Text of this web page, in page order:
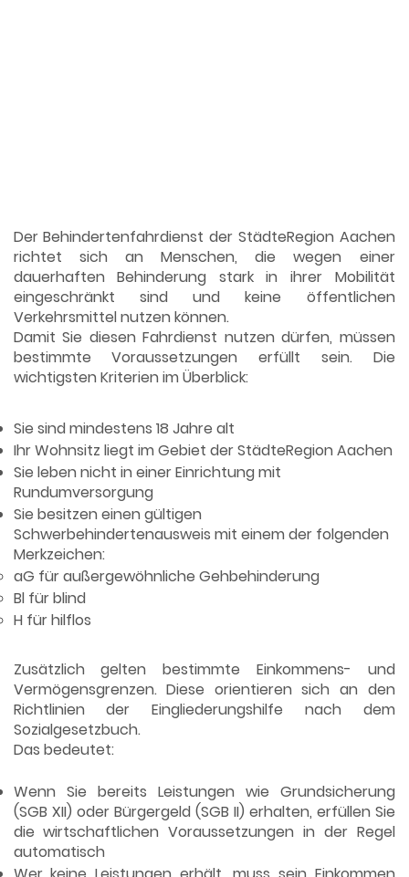
Der Behindertenfahrdienst der StädteRegion Aachen
richtet sich an Menschen, die wegen einer
dauerhaften Behinderung stark in ihrer Mobilität
eingeschränkt sind und keine öffentlichen
Verkehrsmittel nutzen können.
Damit Sie diesen Fahrdienst nutzen dürfen, müssen
bestimmte Voraussetzungen erfüllt sein. Die
wichtigsten Kriterien im Überblick:
Sie sind mindestens 18 Jahre alt
Ihr Wohnsitz liegt im Gebiet der StädteRegion Aachen
Sie leben nicht in einer Einrichtung mit
Rundumversorgung
Sie besitzen einen gültigen
Schwerbehindertenausweis mit einem der folgenden
Merkzeichen:
aG für außergewöhnliche Gehbehinderung
Bl für blind
H für hilflos
Zusätzlich gelten bestimmte Einkommens- und
Vermögensgrenzen. Diese orientieren sich an den
Richtlinien der Eingliederungshilfe nach dem
Sozialgesetzbuch.
Das bedeutet:
Wenn Sie bereits Leistungen wie Grundsicherung
(SGB XII) oder Bürgergeld (SGB II) erhalten, erfüllen Sie
die wirtschaftlichen Voraussetzungen in der Regel
automatisch